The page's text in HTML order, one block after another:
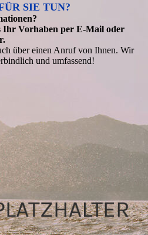
SIE TUN?
Ihr Vorhaben per E-Mail oder
über einen Anruf von Ihnen. Wir
und umfassend!